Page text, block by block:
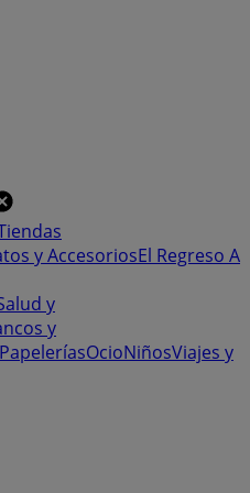
y AccesoriosEl Regreso A
y
y
OcioNiñosViajes y